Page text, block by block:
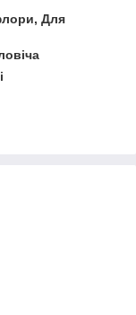
Для